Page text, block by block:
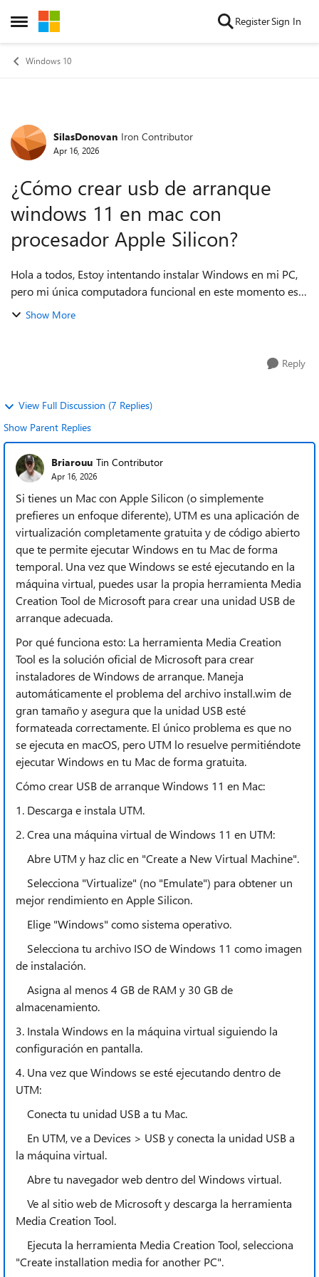
Open Side Menu
Skip to content RegisterSign In
Windows 10
Forum Discussion
SilasDonovan Iron Contributor
Apr 16, 2026
¿Cómo crear usb de arranque
windows 11 en mac con
procesador Apple Silicon?
Hola a todos, Estoy intentando instalar Windows en mi PC,
pero mi única computadora funcional en este momento es
una MacBook. He intentado usar la Utilidad de Discos, pero
Show More
Reply
View Full Discussion (7 Replies)
Show Parent Replies
Briarouu Tin Contributor
Apr 16, 2026
Si tienes un Mac con Apple Silicon (o simplemente
prefieres un enfoque diferente), UTM es una aplicación de
virtualización completamente gratuita y de código abierto
que te permite ejecutar Windows en tu Mac de forma
temporal. Una vez que Windows se esté ejecutando en la
máquina virtual, puedes usar la propia herramienta Media
Creation Tool de Microsoft para crear una unidad USB de
arranque adecuada.
Por qué funciona esto: La herramienta Media Creation
Tool es la solución oficial de Microsoft para crear
instaladores de Windows de arranque. Maneja
automáticamente el problema del archivo install.wim de
gran tamaño y asegura que la unidad USB esté
formateada correctamente. El único problema es que no
se ejecuta en macOS, pero UTM lo resuelve permitiéndote
ejecutar Windows en tu Mac de forma gratuita.
Cómo crear USB de arranque Windows 11 en Mac:
1. Descarga e instala UTM.
2. Crea una máquina virtual de Windows 11 en UTM:
Abre UTM y haz clic en "Create a New Virtual Machine".
Selecciona "Virtualize" (no "Emulate") para obtener un
mejor rendimiento en Apple Silicon.
Elige "Windows" como sistema operativo.
Selecciona tu archivo ISO de Windows 11 como imagen
de instalación.
Asigna al menos 4 GB de RAM y 30 GB de
almacenamiento.
3. Instala Windows en la máquina virtual siguiendo la
configuración en pantalla.
4. Una vez que Windows se esté ejecutando dentro de
UTM:
Conecta tu unidad USB a tu Mac.
En UTM, ve a Devices > USB y conecta la unidad USB a
la máquina virtual.
Abre tu navegador web dentro del Windows virtual.
Ve al sitio web de Microsoft y descarga la herramienta
Media Creation Tool.
Ejecuta la herramienta Media Creation Tool, selecciona
"Create installation media for another PC".